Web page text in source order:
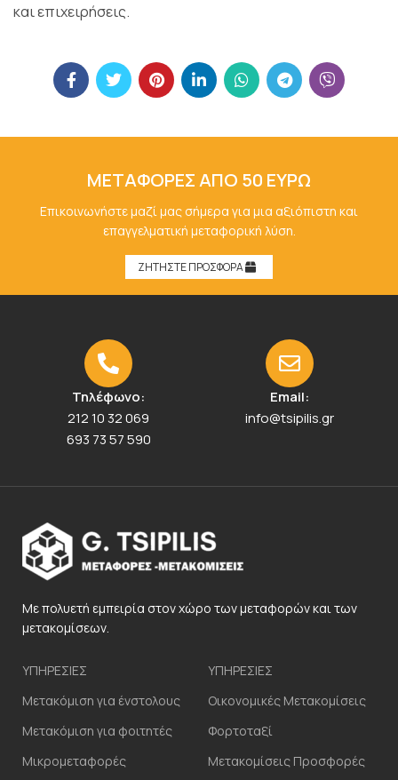
και επιχειρήσεις.
ΜΕΤΑΦΟΡΕΣ ΑΠΟ 50 ΕΥΡΩ
Επικοινωνήστε μαζί μας σήμερα για μια αξιόπιστη και
επαγγελματική μεταφορική λύση.
ΖΗΤΗΣΤΕ ΠΡΟΣΦΟΡΑ
Τηλέφωνο:
212 10 32 069
693 73 57 590
Email:
info@tsipilis.gr
Με πολυετή εμπειρία στον χώρο των μεταφορών και των
μετακομίσεων.
ΥΠΗΡΕΣΙΕΣ
Μετακόμιση για ένστολους
Μετακόμιση για φοιτητές
Μικρομεταφορές
ΥΠΗΡΕΣΙΕΣ
Οικονομικές Μετακομίσεις
Φορτοταξί
Μετακομίσεις Προσφορές